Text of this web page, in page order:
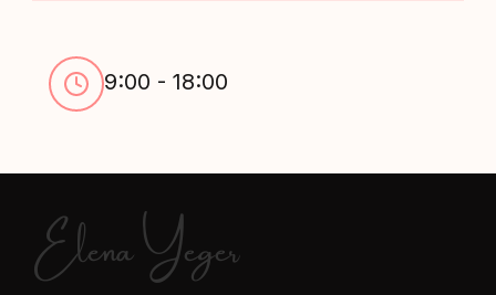
9:00 - 18:00
Elena Yeger